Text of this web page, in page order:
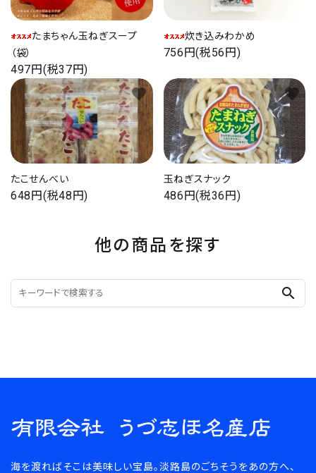
たまちゃん玉ねぎスープ
（袋）
497円(税37円)
炊き込みわかめ
756円(税56円)
たこせんべい
648円(税48円)
favorite
玉ねぎスナック
486円(税36円)
favorite
他の商品を探す
search
海を渡ればそこは美味しい宝島。淡路島のごちそうをあの方へ、